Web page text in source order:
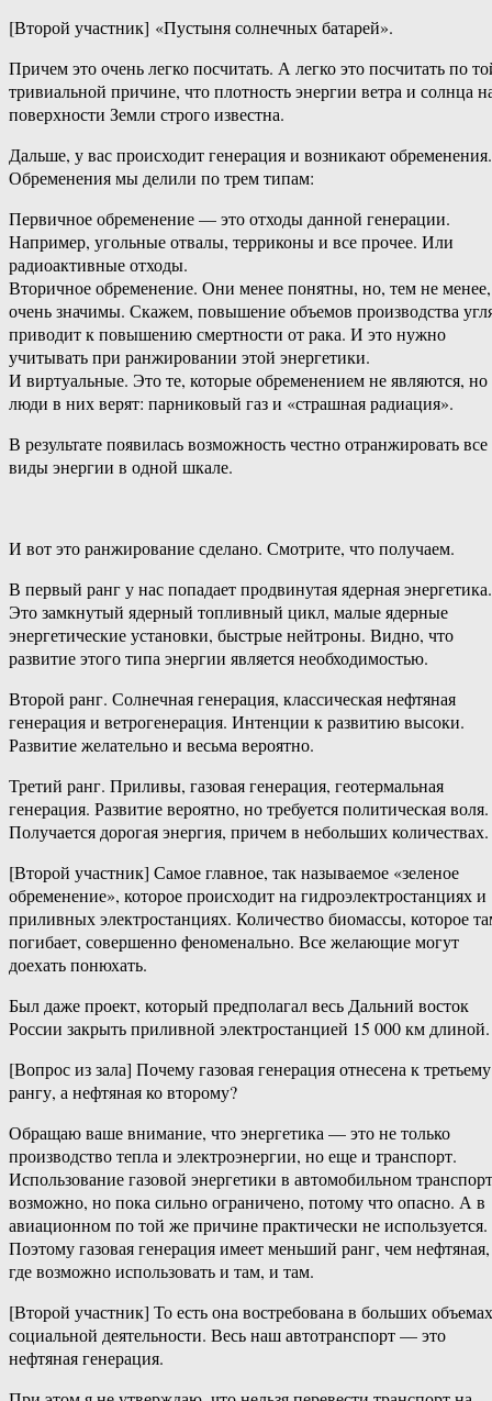
[Второй участник] «Пустыня солнечных батарей».
Причем это очень легко посчитать. А легко это посчитать по
тривиальной причине, что плотность энергии ветра и солнца
поверхности Земли строго известна.
Дальше, у вас происходит генерация и возникают обременения.
Обременения мы делили по трем типам:
Первичное обременение — это отходы данной генерации.
Например, угольные отвалы, терриконы и все прочее. Или
радиоактивные отходы.
Вторичное обременение. Они менее понятны, но, тем не менее,
очень значимы. Скажем, повышение объемов производства
приводит к повышению смертности от рака. И это нужно
учитывать при ранжировании этой энергетики.
И виртуальные. Это те, которые обременением не являются, но
люди в них верят: парниковый газ и «страшная радиация».
В результате появилась возможность честно отранжировать все
виды энергии в одной шкале.
И вот это ранжирование сделано. Смотрите, что получаем.
В первый ранг у нас попадает продвинутая ядерная энергетика.
Это замкнутый ядерный топливный цикл, малые ядерные
энергетические установки, быстрые нейтроны. Видно, что
развитие этого типа энергии является необходимостью.
Второй ранг. Солнечная генерация, классическая нефтяная
генерация и ветрогенерация. Интенции к развитию высоки.
Развитие желательно и весьма вероятно.
Третий ранг. Приливы, газовая генерация, геотермальная
генерация. Развитие вероятно, но требуется политическая воля.
Получается дорогая энергия, причем в небольших количествах.
[Второй участник] Самое главное, так называемое «зеленое
обременение», которое происходит на гидроэлектростанциях и
приливных электростанциях. Количество биомассы, которое
погибает, совершенно феноменально. Все желающие могут
доехать понюхать.
Был даже проект, который предполагал весь Дальний восток
России закрыть приливной электростанцией 15 000 км длиной.
[Вопрос из зала] Почему газовая генерация отнесена к третьему
рангу, а нефтяная ко второму?
Обращаю ваше внимание, что энергетика — это не только
производство тепла и электроэнергии, но еще и транспорт.
Использование газовой энергетики в автомобильном
возможно, но пока сильно ограничено, потому что опасно. А в
авиационном по той же причине практически не используется.
Поэтому газовая генерация имеет меньший ранг, чем нефтяная,
где возможно использовать и там, и там.
[Второй участник] То есть она востребована в больших объемах
социальной деятельности. Весь наш автотранспорт — это
нефтяная генерация.